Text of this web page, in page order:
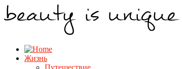
Жизнь
Путешествие